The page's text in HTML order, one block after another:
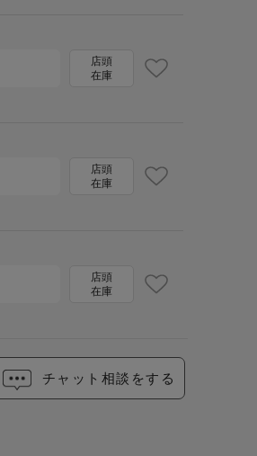
店頭
在庫
店頭
在庫
店頭
在庫
チャット相談をする